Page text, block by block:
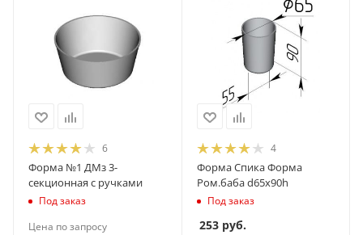
6
Форма №1 ДМз 3-
секционная с ручками
Под заказ
Цена по запросу
4
Форма Спика Форма
Ром.баба d65х90h
Под заказ
253руб.